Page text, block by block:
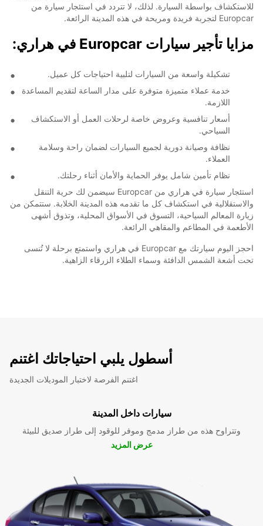
للاستكشاف بواسطة السيارة. لذلك، لا تتردد في استئجار سيارة من
Europcar لتجربة فريدة ومريحة في هذه المدينة الرائعة.
مزايا تأجير سيارات Europcar في هراري:
تشكيلة واسعة من السيارات لتلبية احتياجات كل عميل.
خدمة عملاء متميزة متوفرة على مدار الساعة لتقديم المساعدة
اللازمة.
أسعار تنافسية وعروض خاصة لرحلات العمل أو الاستكشاف
السياحي.
نظافة وصيانة دورية لجميع السيارات لضمان راحة وسلامة
العملاء.
نظام تأمين شامل يوفر الحماية والأمان أثناء رحلتك.
استئجار سيارة في هراري من Europcar سيضمن لك حرية التنقل
والاستقلالية في استكشاف كل ما تقدمه هذه المدينة الخلابة. ستتمكن من
زيارة المعالم السياحية، التسوق في الأسواق المحلية، وتذوق أشهى
الأطعمة في المطاعم والمقاهي الرائعة.
احجز اليوم سيارتك مع Europcar في هراري واستمتع برحلة لا تُنسى
تحت أشعة الشمس الدافئة وسماء الطلاء الزرقاء الزاهية.
أسطول يلبي احتياجاتك اغتنم
اغتنم الفرصة لاختبار الموديلات الجديدة
سيارات داخل المدينة
وتتراوح هذه من طراز مدمج وموفر للوقود إلى طراز صديق للبيئة
عرض المزيد